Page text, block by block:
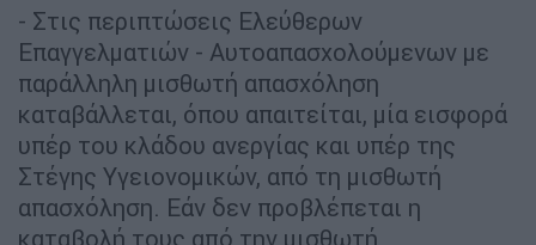
- Στις περιπτώσεις Ελεύθερων
Επαγγελματιών - Αυτοαπασχολούμενων με
παράλληλη μισθωτή απασχόληση
καταβάλλεται, όπου απαιτείται, μία εισφορά
υπέρ του κλάδου ανεργίας και υπέρ της
Στέγης Υγειονομικών, από τη μισθωτή
απασχόληση. Εάν δεν προβλέπεται η
καταβολή τους από την μισθωτή